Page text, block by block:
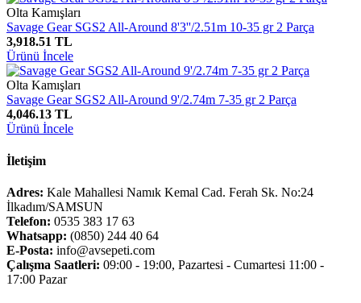
Olta Kamışları
Savage Gear SGS2 All-Around 8'3''/2.51m 10-35 gr 2 Parça
3,918.51 TL
Ürünü İncele
Olta Kamışları
Savage Gear SGS2 All-Around 9'/2.74m 7-35 gr 2 Parça
4,046.13 TL
Ürünü İncele
İletişim
Adres: Kale Mahallesi Namık Kemal Cad. Ferah Sk. No:24
İlkadım/SAMSUN
Telefon: 0535 383 17 63
Whatsapp: (0850) 244 40 64
E-Posta: info@avsepeti.com
Çalışma Saatleri: 09:00 - 19:00, Pazartesi - Cumartesi 11:00 -
17:00 Pazar